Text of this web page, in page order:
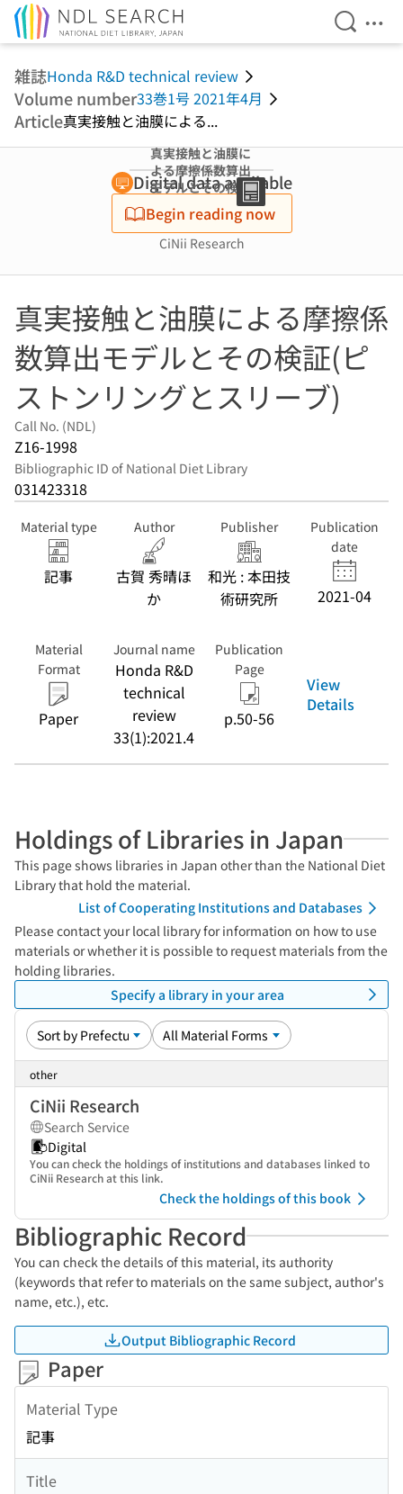
Open
雑誌Honda R&D technical review
Volume number33巻1号 2021年4月
Article真実接触と油膜による...
真実接触と油膜に
よる摩擦係数算出
モデルとその検証
(ピストンリング
とスリーブ)
Digital data available
Begin reading now
CiNii Research
真実接触と油膜による摩擦係
数算出モデルとその検証(ピ
ストンリングとスリーブ)
Call No. (NDL)
Z16-1998
Bibliographic ID of National Diet Library
031423318
Material type
記事
Author
古賀 秀晴ほ
か
Publisher
和光 : 本田技
術研究所
Publication
date
2021-04
Material
Format
Paper
Journal name
Honda R&D
technical
review
33(1):2021.4
Publication
Page
p.50-56
View
Details
Holdings of Libraries in Japan
This page shows libraries in Japan other than the National Diet
Library that hold the material.
List of Cooperating Institutions and Databases
Please contact your local library for information on how to use
materials or whether it is possible to request materials from the
holding libraries.
Specify a library in your area
other
CiNii Research
Search Service
Digital
You can check the holdings of institutions and databases linked to
CiNii Research at this link.
Check the holdings of this book
Bibliographic Record
You can check the details of this material, its authority
(keywords that refer to materials on the same subject, author's
name, etc.), etc.
Output Bibliographic Record
Paper
Material Type
記事
Title